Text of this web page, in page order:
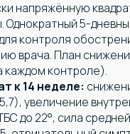
напряжённую
Однократный 5-
контроля
врача. План
каждом контроле).
к 14 неделе:
увеличение
до 22°, сила